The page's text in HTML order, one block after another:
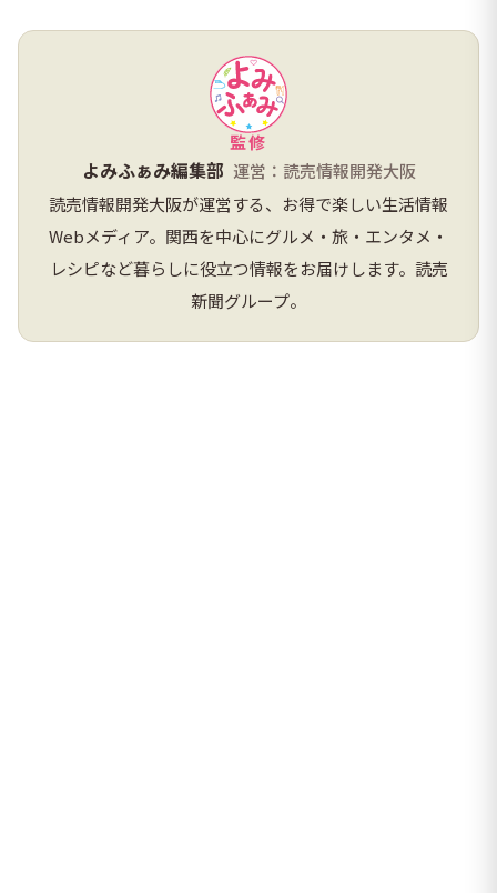
監修
よみふぁみ編集部 運営：読売情報開発大阪
読売情報開発大阪が運営する、お得で楽しい生活情報
Webメディア。関西を中心にグルメ・旅・エンタメ・
レシピなど暮らしに役立つ情報をお届けします。読売
新聞グループ。